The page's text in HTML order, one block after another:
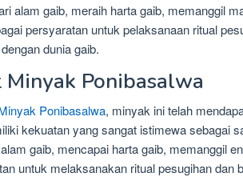
alam gaib, meraih harta gaib, memanggil
persyaratan untuk pelaksanaan ritual
dunia gaib.
Ponibasalwa
Ponibasalwa, minyak ini telah
kekuatan yang sangat istimewa sebagai
gaib, mencapai harta gaib, memanggil
untuk melaksanakan ritual pesugihan dan